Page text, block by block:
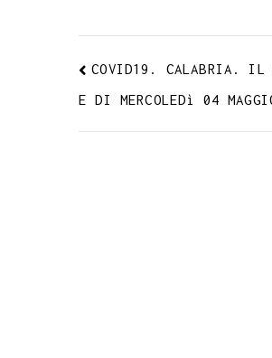
COVID19. CALABRIA. IL
E DI MERCOLEDì 04